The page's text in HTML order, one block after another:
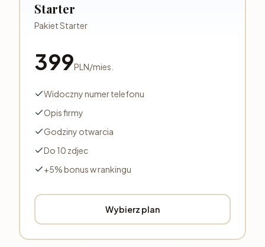
Starter
Pakiet Starter
399PLN/mies.
Widoczny numer telefonu
Opis firmy
Godziny otwarcia
Do 10 zdjec
+5% bonus w rankingu
Wybierz plan